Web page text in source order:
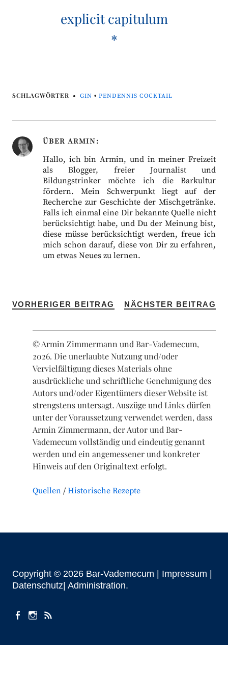
explicit capitulum
*
SCHLAGWÖRTER GIN • PENDENNIS COCKTAIL
ÜBER ARMIN
Hallo, ich bin Armin, und in meiner Freizeit
als Blogger, freier Journalist und
Bildungstrinker möchte ich die Barkultur
fördern. Mein Schwerpunkt liegt auf der
Recherche zur Geschichte der Mischgetränke.
Falls ich einmal eine Dir bekannte Quelle nicht
berücksichtigt habe, und Du der Meinung bist,
diese müsse berücksichtigt werden, freue ich
mich schon darauf, diese von Dir zu erfahren,
um etwas Neues zu lernen.
VORHERIGER BEITRAG NÄCHSTER BEITRAG
© Armin Zimmermann und Bar-Vademecum,
2026. Die unerlaubte Nutzung und/oder
Vervielfältigung dieses Materials ohne
ausdrückliche und schriftliche Genehmigung des
Autors und/oder Eigentümers dieser Website ist
strengstens untersagt. Auszüge und Links dürfen
unter der Voraussetzung verwendet werden, dass
Armin Zimmermann, der Autor und Bar-
Vademecum vollständig und eindeutig genannt
werden und ein angemessener und konkreter
Hinweis auf den Originaltext erfolgt.
Quellen Historische Rezepte
Copyright © 2026 Bar-Vademecum | Impressum
Datenschutz| Administration